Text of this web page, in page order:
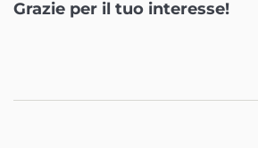
Grazie per il tuo interesse!